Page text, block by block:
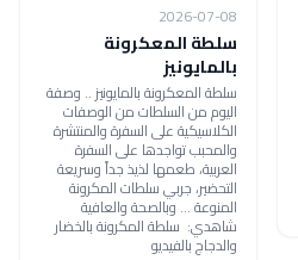
2026-07-08
سلطة المعكرونة
بالمايونيز
سلطة المعكرونة بالمايونيز .. وصفة
اليوم من السلطات من الوصفات
الكلاسيكية على السفرة والمنتشرة
والمحبب تواجدها على السفرة
العربية، طعمها لذيذ جداً وسريعة
التحضير، جربي سلطات المكرونة
المنوعة ... وبالصحة والعافية
شاهدي: سلطة المكرونة بالخضار
والدجاج بالفيديو